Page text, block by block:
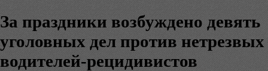
За праздники возбуждено девять
уголовных дел против нетрезвых
водителей-рецидивистов